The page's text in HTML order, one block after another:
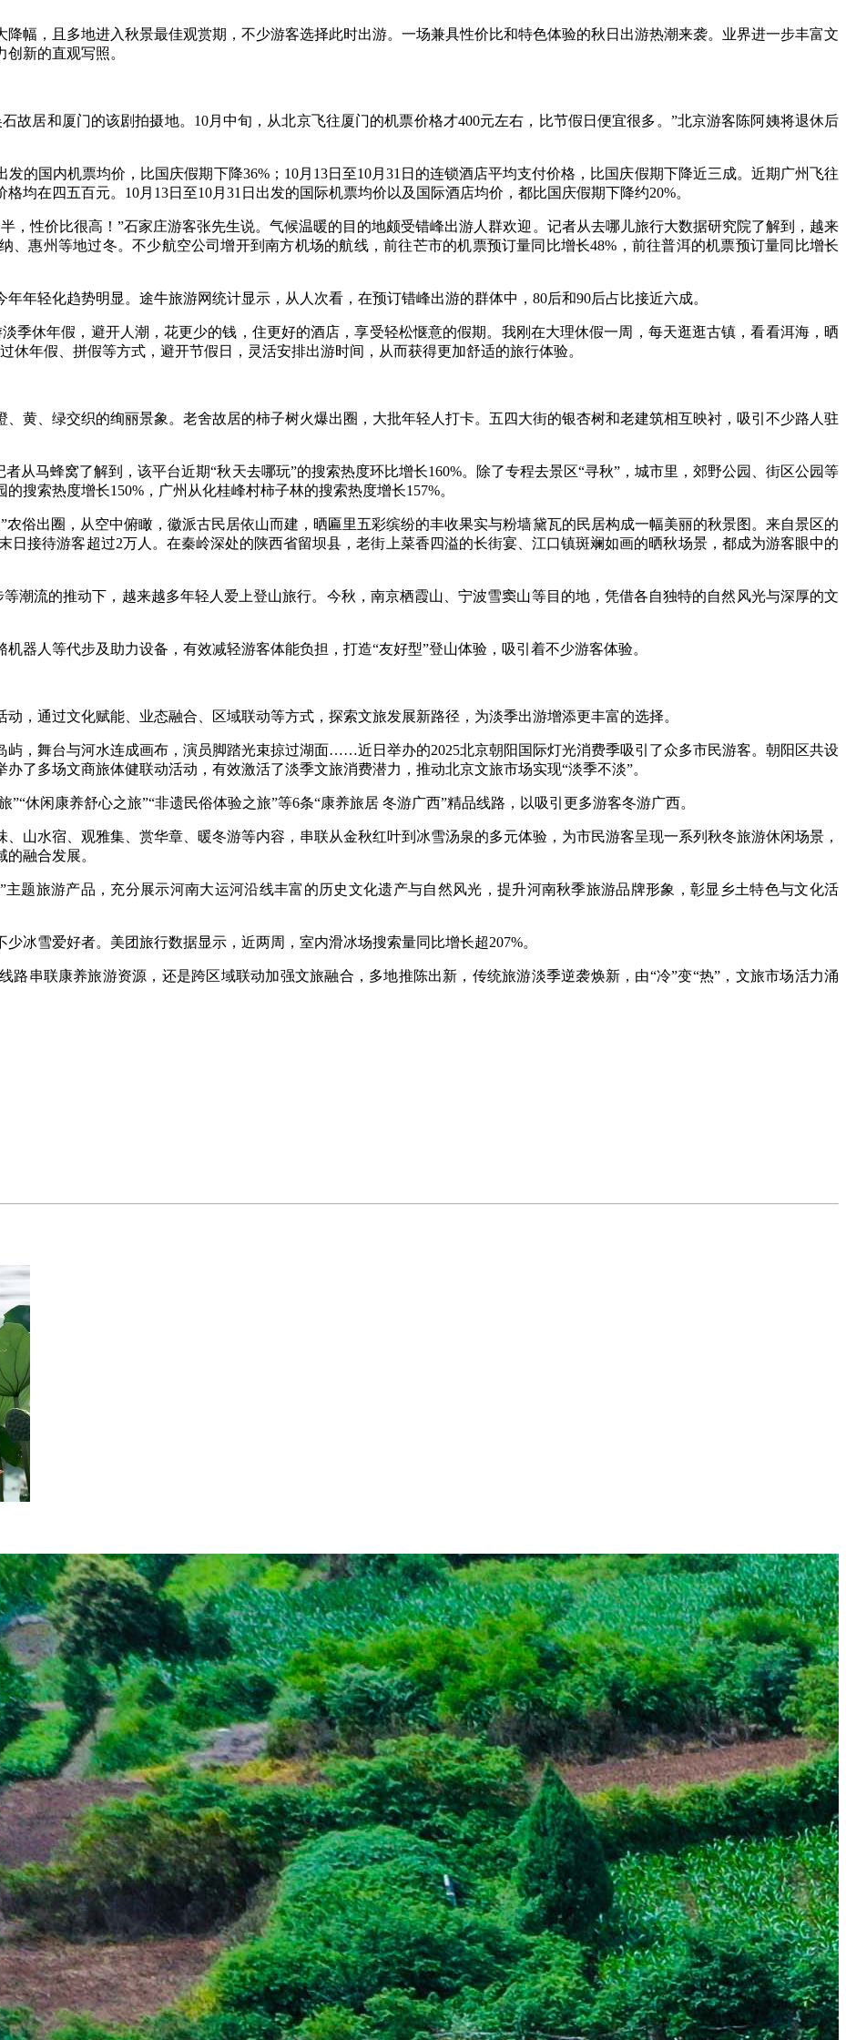
，且多地进入秋景最佳观赏期，不少游客选择此时出游。一场兼具性价比和特色体验的秋日出游热潮来袭。业界进一步丰富文
新的直观写照。
居和厦门的该剧拍摄地。10月中旬，从北京飞往厦门的机票价格才400元左右，比节假日便宜很多。”北京游客陈阿姨将退休后
国内机票均价，比国庆假期下降36%；10月13日至10月31日的连锁酒店平均支付价格，比国庆假期下降近三成。近期广州飞往
均在四五百元。10月13日至10月31日出发的国际机票均价以及国际酒店均价，都比国庆假期下降约20%。
性价比很高！”石家庄游客张先生说。气候温暖的目的地颇受错峰出游人群欢迎。记者从去哪儿旅行大数据研究院了解到，越来
、惠州等地过冬。不少航空公司增开到南方机场的航线，前往芒市的机票预订量同比增长48%，前往普洱的机票预订量同比增长
轻化趋势明显。途牛旅游网统计显示，从人次看，在预订错峰出游的群体中，80后和90后占比接近六成。
休年假，避开人潮，花更少的钱，住更好的酒店，享受轻松惬意的假期。我刚在大理休假一周，每天逛逛古镇，看看洱海，晒
休年假、拼假等方式，避开节假日，灵活安排出游时间，从而获得更加舒适的旅行体验。
、绿交织的绚丽景象。老舍故居的柿子树火爆出圈，大批年轻人打卡。五四大街的银杏树和老建筑相互映衬，吸引不少路人驻
马蜂窝了解到，该平台近期“秋天去哪玩”的搜索热度环比增长160%。除了专程去景区“寻秋”，城市里，郊野公园、街区公园等
搜索热度增长150%，广州从化桂峰村柿子林的搜索热度增长157%。
出圈，从空中俯瞰，徽派古民居依山而建，晒匾里五彩缤纷的丰收果实与粉墙黛瓦的民居构成一幅美丽的秋景图。来自景区的
日接待游客超过2万人。在秦岭深处的陕西省留坝县，老街上菜香四溢的长街宴、江口镇斑斓如画的晒秋场景，都成为游客眼中的
流的推动下，越来越多年轻人爱上登山旅行。今秋，南京栖霞山、宁波雪窦山等目的地，凭借各自独特的自然风光与深厚的文
人等代步及助力设备，有效减轻游客体能负担，打造“友好型”登山体验，吸引着不少游客体验。
通过文化赋能、业态融合、区域联动等方式，探索文旅发展新路径，为淡季出游增添更丰富的选择。
舞台与河水连成画布，演员脚踏光束掠过湖面……近日举办的2025北京朝阳国际灯光消费季吸引了众多市民游客。朝阳区共设
了多场文商旅体健联动活动，有效激活了淡季文旅消费潜力，推动北京文旅市场实现“淡季不淡”。
闲康养舒心之旅”“非遗民俗体验之旅”等6条“康养旅居 冬游广西”精品线路，以吸引更多游客冬游广西。
水宿、观雅集、赏华章、暖冬游等内容，串联从金秋红叶到冰雪汤泉的多元体验，为市民游客呈现一系列秋冬旅游休闲场景，
融合发展。
旅游产品，充分展示河南大运河沿线丰富的历史文化遗产与自然风光，提升河南秋季旅游品牌形象，彰显乡土特色与文化活
雪爱好者。美团旅行数据显示，近两周，室内滑冰场搜索量同比增长超207%。
联康养旅游资源，还是跨区域联动加强文旅融合，多地推陈出新，传统旅游淡季逆袭焕新，由“冷”变“热”，文旅市场活力涌